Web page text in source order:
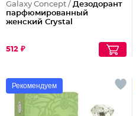
Galaxy Concept / Дезодорант
парфюмированный
женский Crystal
512 ₽
Рекомендуем